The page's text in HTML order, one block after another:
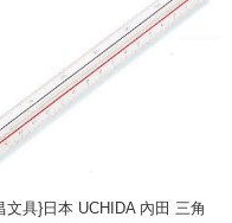
文具}日本 UCHIDA 內田 三角